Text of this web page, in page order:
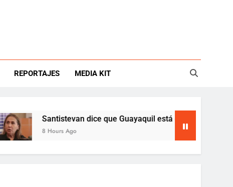
REPORTAJES MEDIA KIT
Santistevan dice que Guayaquil está en emergencia
8 Hours Ago